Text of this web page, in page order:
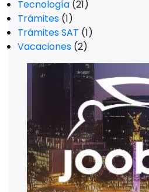
Tecnología (21)
Trámites (1)
Trámites SAT (1)
Vacaciones (2)